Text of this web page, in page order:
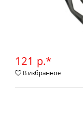
121 р.*
В избранное